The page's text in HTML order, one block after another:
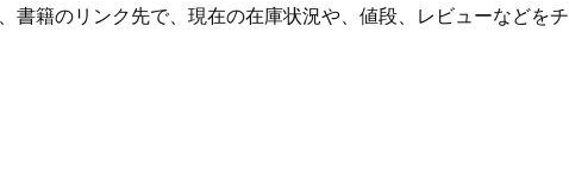
書籍のリンク先で、現在の在庫状況や、値段、レビューなどをチ